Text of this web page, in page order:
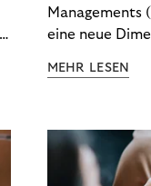
Managements
eine neue
(DSGVO) –
Grenzen
MEHR LESEN